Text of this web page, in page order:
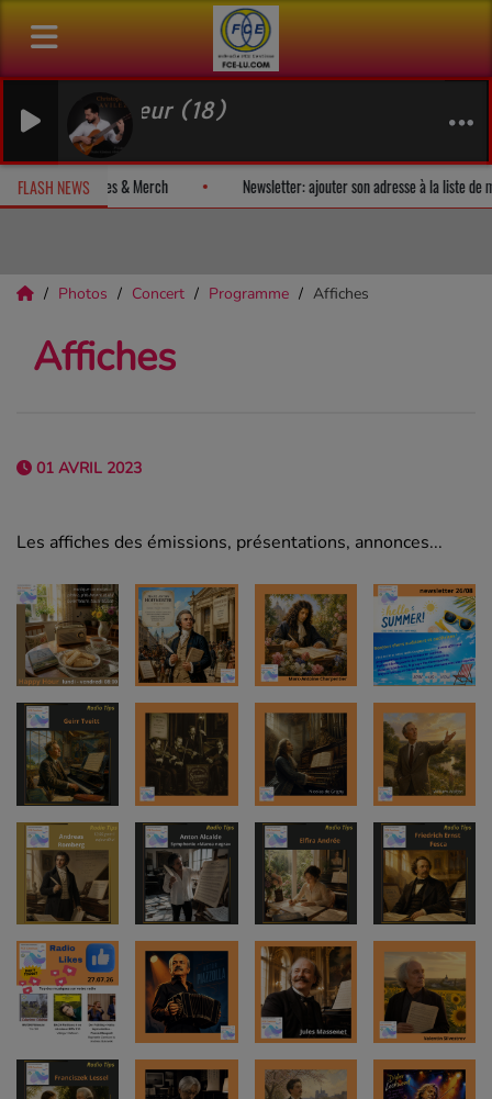
(18)
FLASH NEWS
album-surprise! Fan Releases & Merch Newsletter: ajouter
Photos Concert Programme Affiches
Affiches
01 AVRIL 2023
Les affiches des émissions, présentations, annonces...